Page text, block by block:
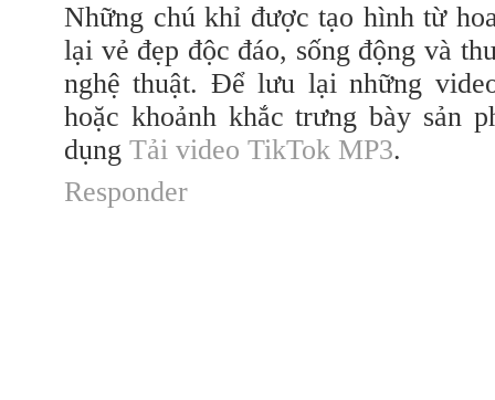
Những chú khỉ được tạo hình từ
lại vẻ đẹp độc đáo, sống động và
nghệ thuật. Để lưu lại những
hoặc khoảnh khắc trưng bày sản
dụng Tải video TikTok MP3.
Responder